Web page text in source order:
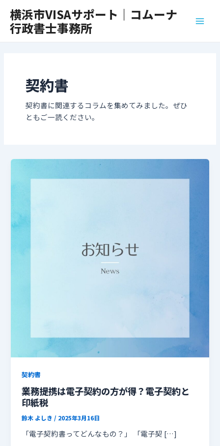
横浜市VISAサポート｜コムーナ
行政書士事務所
契約書
契約書に関連するコラムを集めてみました。ぜひ
ともご一読ください。
契約書
業務提携は電子契約の方が得？電子契約と
印紙税
鈴木 よしき / 2025年3月16日
「電子契約書ってどんなもの？」 「電子契 […]
稿
の